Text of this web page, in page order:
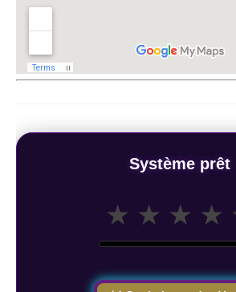
Système prêt
★ ★ ★ ★